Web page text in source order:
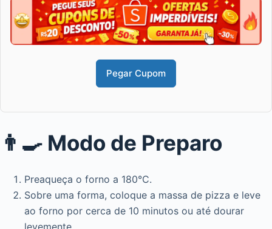
Pegar Cupom
👨‍🍳 Modo de Preparo
Preaqueça o forno a 180°C.
Sobre uma forma, coloque a massa de pizza e leve
ao forno por cerca de 10 minutos ou até dourar
levemente.